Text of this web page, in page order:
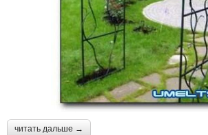
читать дальше →